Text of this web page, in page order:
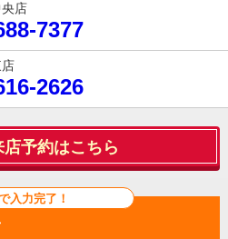
店
7377
2626
予約はこちら
入力完了！